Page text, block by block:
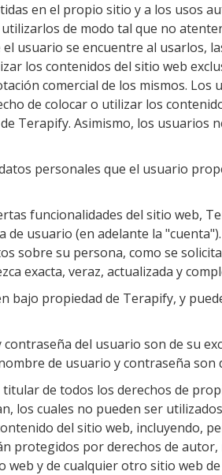
en el propio sitio y a los usos
de modo tal que no
usuario se encuentre al usarlos,
los contenidos del sitio web
comercial de los mismos. Los
de colocar o utilizar los
Terapify. Asimismo, los usuarios
personales que el usuario
funcionalidades del sitio web,
usuario (en adelante la
sobre su persona, como se
exacta, veraz, actualizada y
bajo propiedad de Terapify, y
del usuario son de su
de usuario y contraseña son
de todos los derechos de
los cuales no pueden ser
del sitio web, incluyendo,
protegidos por derechos de
web y de cualquier otro sitio web